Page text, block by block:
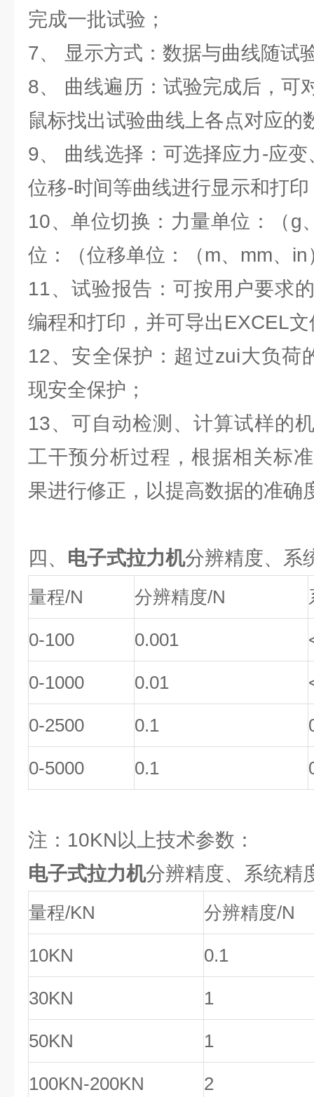
完成一批试验；
7、 显示方式：数据与曲线随试
8、 曲线遍历：试验完成后，可
鼠标找出试验曲线上各点对应的
9、 曲线选择：可选择应力-应
位移-时间等曲线进行显示和打印
10、单位切换：力量单位：（g
位：（位移单位：（m、mm、in
11、试验报告：可按用户要求
编程和打印，并可导出EXCEL文
12、安全保护：超过zui大负荷
现安全保护；
13、可自动检测、计算试样的
工干预分析过程，根据相关标
果进行修正，以提高数据的准确
四、 电子式拉力机分辨精度、系
量程/N 分辨精度/N
0-100 0.001
0-1000 0.01
0-2500 0.1
0-5000 0.1
注：10KN以上技术参数：
电子式拉力机分辨精度、系统精
量程/KN 分辨精度/N
10KN 0.1
30KN 1
50KN 1
100KN-200KN 2